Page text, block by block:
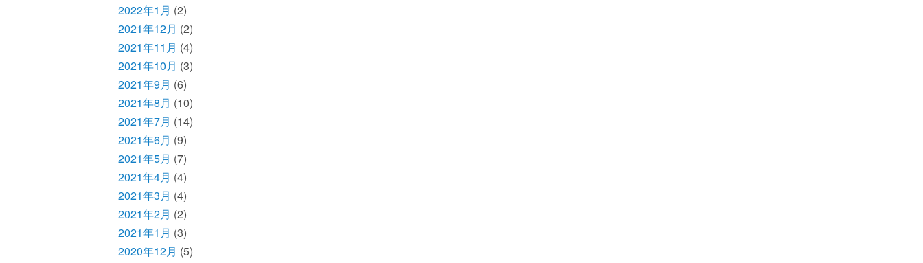
2022年1月 (2)
2021年12月 (2)
2021年11月 (4)
2021年10月 (3)
2021年9月 (6)
2021年8月 (10)
2021年7月 (14)
2021年6月 (9)
2021年5月 (7)
2021年4月 (4)
2021年3月 (4)
2021年2月 (2)
2021年1月 (3)
2020年12月 (5)